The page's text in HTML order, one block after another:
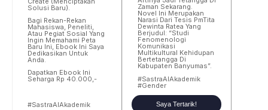
Solusi Baru).
Bagi Rekan-Rekan
Mahasiswa, Peneliti,
Atau Pegiat Sosial Yang
Ingin Memahami Peta
Baru Ini, Ebook Ini Saya
Dedikasikan Untuk
Anda.
Dapatkan Ebook Ini
Seharga Rp 40.000,-
#SastraAIAkademik
Zaman Sekarang.
Novel Ini Merupakan
Narasi Dari Tesis PmTita
Dewinta Ratea Yang
Berjudul: “Studi
Fenomenologi
Komunikasi
Multikultural Kehidupan
Bertetangga Di
Kabupaten Banyumas”.
#SastraAIAkademik
#Gender
Saya Tertarik!